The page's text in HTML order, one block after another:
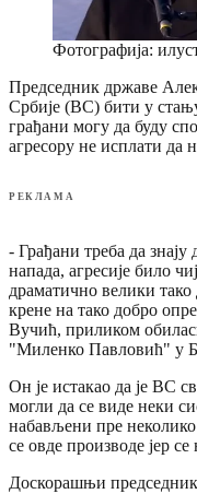
Фотографија:
Председник државе
Србије (ВС) бити у
грађани могу да буду
агресору не исплати да
РЕКЛАМА
- Грађани треба да
напада, агресије било
драматично велики тако
крене на тако добро
Вучић, приликом
"Миленко Павловић" у
Он је истакао да је ВС
могли да се виде неки
набављени пре
се овде производе јер
Доскорашњи